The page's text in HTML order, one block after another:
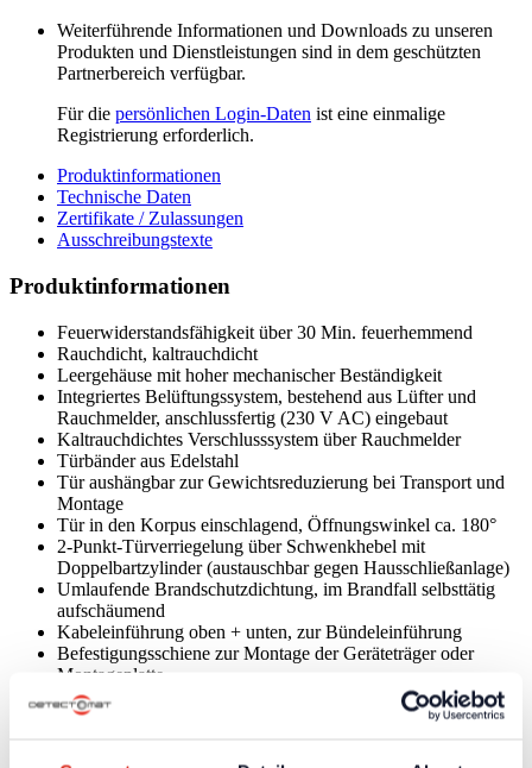
Weiterführende Informationen und Downloads zu unseren
Produkten und Dienstleistungen sind in dem geschützten
Partnerbereich verfügbar.
Für die persönlichen Login-Daten ist eine einmalige
Registrierung erforderlich.
Produktinformationen
Technische Daten
Zertifikate / Zulassungen
Ausschreibungstexte
Produktinformationen
Feuerwiderstandsfähigkeit über 30 Min. feuerhemmend
Rauchdicht, kaltrauchdicht
Leergehäuse mit hoher mechanischer Beständigkeit
Integriertes Belüftungssystem, bestehend aus Lüfter und
Rauchmelder, anschlussfertig (230 V AC) eingebaut
Kaltrauchdichtes Verschlusssystem über Rauchmelder
Türbänder aus Edelstahl
Tür aushängbar zur Gewichtsreduzierung bei Transport und
Montage
Tür in den Korpus einschlagend, Öffnungswinkel ca. 180°
2-Punkt-Türverriegelung über Schwenkhebel mit
Doppelbartzylinder (austauschbar gegen Hausschließanlage)
Umlaufende Brandschutzdichtung, im Brandfall selbsttätig
aufschäumend
Kabeleinführung oben + unten, zur Bündeleinführung
Befestigungsschiene zur Montage der Geräteträger oder
Montageplatte
Das Brandschutzgehäuse ist geprüft und zugelassen mit den
Brandmelderzentralen DC3500 mit 4,3-Zoll-Display (34026,